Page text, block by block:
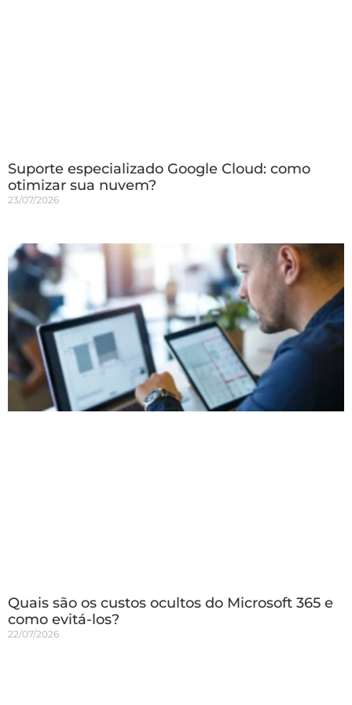
Suporte especializado Google Cloud: como
otimizar sua nuvem?
23/07/2026
Quais são os custos ocultos do Microsoft 365 e
como evitá-los?
22/07/2026